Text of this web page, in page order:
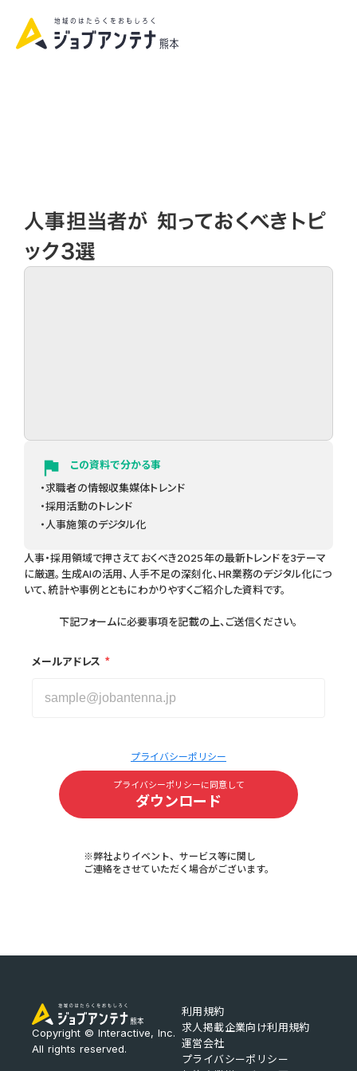
人事担当者が 知っておくべきトピ
ック3選
flag
この資料で分かる事
・求職者の情報収集媒体トレンド
・採用活動のトレンド
・人事施策のデジタル化
人事・採用領域で押さえておくべき2025年の最新トレンドを3テーマ
に厳選。生成AIの活用、人手不足の深刻化、HR業務のデジタル化につ
いて、統計や事例とともにわかりやすくご紹介した資料です。
下記フォームに必要事項を記載の上、ご送信ください。
メールアドレス *
プライバシーポリシー
プライバシーポリシーに同意して
ダウンロード
※弊社よりイベント、サービス等に関し
ご連絡をさせていただく場合がございます。
Copyright © Interactive, Inc.
All rights reserved.
利用規約
求人掲載企業向け利用規約
運営会社
プライバシーポリシー